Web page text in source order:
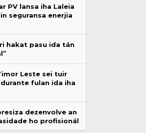
PV lansa iha Laleia
seguransa enerjia
hakat pasu ida tán
Leste sei tuir
fulan ida iha
dezenvolve an
ho profisionál